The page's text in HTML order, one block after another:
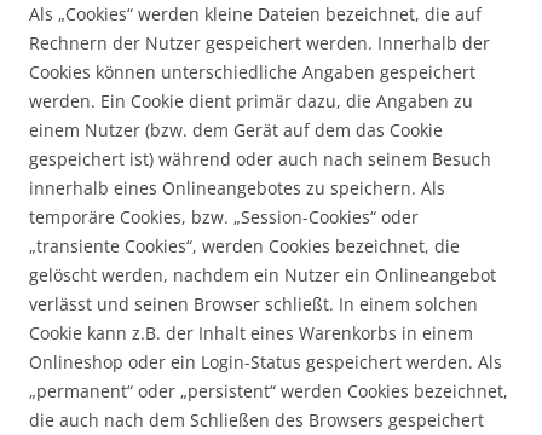
Als „Cookies“ werden kleine Dateien bezeichnet, die auf
Rechnern der Nutzer gespeichert werden. Innerhalb der
Cookies können unterschiedliche Angaben gespeichert
werden. Ein Cookie dient primär dazu, die Angaben zu
einem Nutzer (bzw. dem Gerät auf dem das Cookie
gespeichert ist) während oder auch nach seinem Besuch
innerhalb eines Onlineangebotes zu speichern. Als
temporäre Cookies, bzw. „Session-Cookies“ oder
„transiente Cookies“, werden Cookies bezeichnet, die
gelöscht werden, nachdem ein Nutzer ein Onlineangebot
verlässt und seinen Browser schließt. In einem solchen
Cookie kann z.B. der Inhalt eines Warenkorbs in einem
Onlineshop oder ein Login-Status gespeichert werden. Als
„permanent“ oder „persistent“ werden Cookies bezeichnet,
die auch nach dem Schließen des Browsers gespeichert